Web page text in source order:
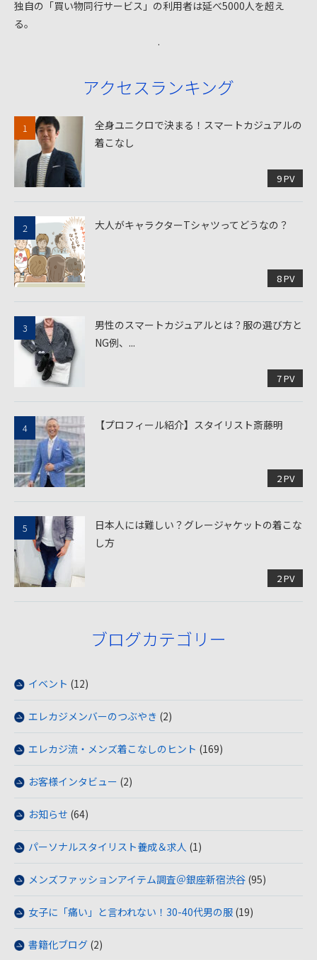
独自の「買い物同行サービス」の利用者は延べ5000人を超え
る。
.
アクセスランキング
全身ユニクロで決まる！スマートカジュアルの
着こなし
9 PV
大人がキャラクターTシャツってどうなの？
8 PV
男性のスマートカジュアルとは？服の選び方と
NG例、...
7 PV
【プロフィール紹介】スタイリスト斎藤明
2 PV
日本人には難しい？グレージャケットの着こな
し方
2 PV
ブログカテゴリー
イベント (12)
エレカジメンバーのつぶやき (2)
エレカジ流・メンズ着こなしのヒント (169)
お客様インタビュー (2)
お知らせ (64)
パーソナルスタイリスト養成＆求人 (1)
メンズファッションアイテム調査＠銀座新宿渋谷 (95)
女子に「痛い」と言われない！30-40代男の服 (19)
書籍化ブログ (2)